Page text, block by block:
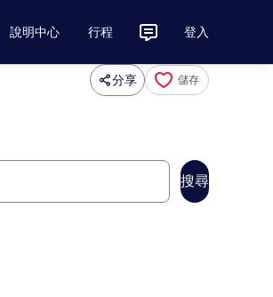
說明中心 行程 登入
分享 儲存
搜尋